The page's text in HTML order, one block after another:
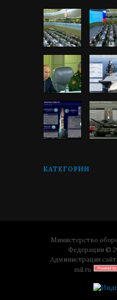
КАТЕГОРИИ
Министерство
Федерации ©
Администрация
mil.ru